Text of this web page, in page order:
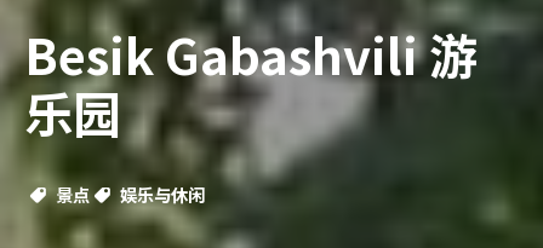
Besik Gabashvili 游
乐园
景点 娱乐与休闲